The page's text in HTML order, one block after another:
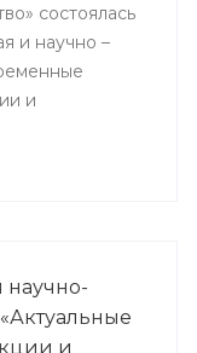
состоялась
и научно –
и
научно-
и